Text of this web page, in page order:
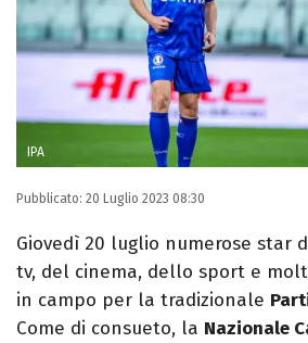
IPA
Pubblicato: 20 Luglio 2023 08:30
Giovedì 20 luglio numerose star
tv, del cinema, dello sport e
in campo per la tradizionale
Come di consueto, la Nazionale